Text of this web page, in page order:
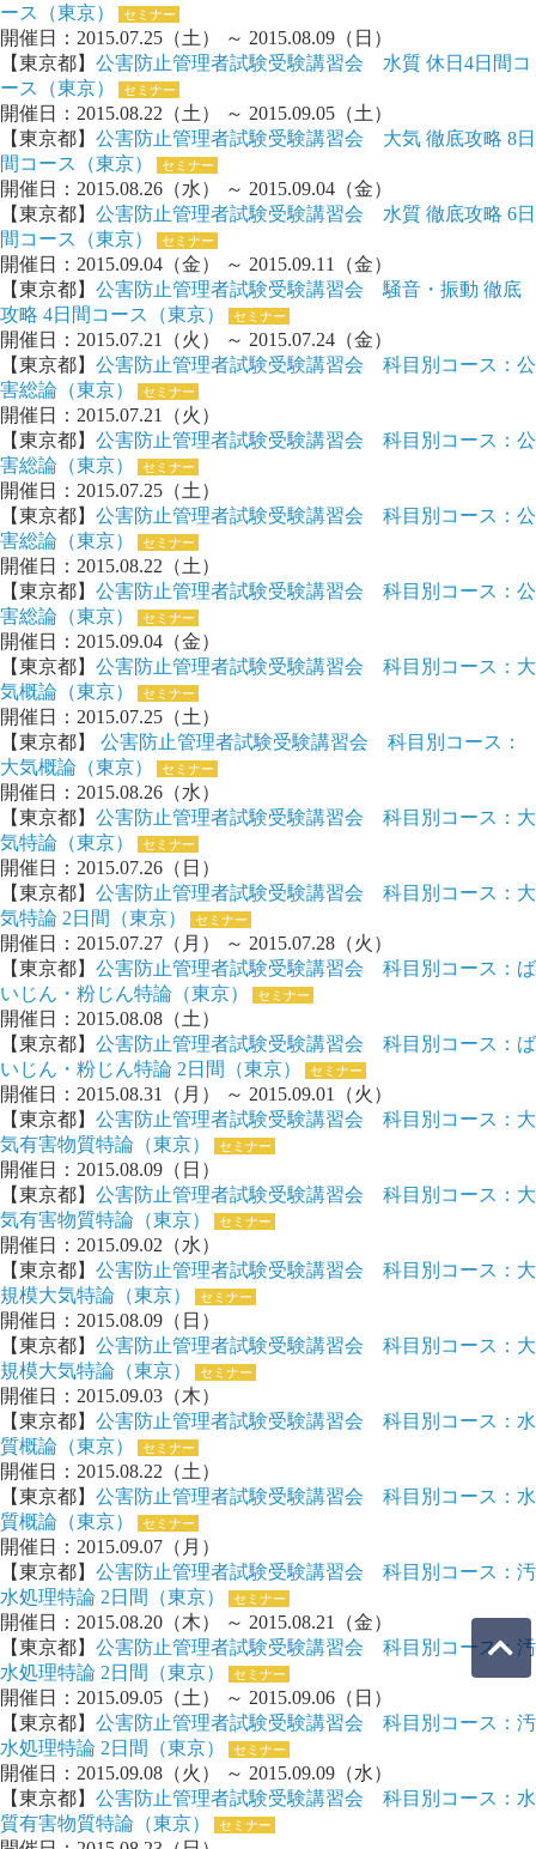
ース（東京）
セミナー
開催日：2015.07.25（土） ～ 2015.08.09（日）
【東京都】 公害防止管理者試験受験講習会 水質 休日4日間コ
ース（東京）
セミナー
開催日：2015.08.22（土） ～ 2015.09.05（土）
【東京都】 公害防止管理者試験受験講習会 大気 徹底攻略 8日
間コース（東京）
セミナー
開催日：2015.08.26（水） ～ 2015.09.04（金）
【東京都】 公害防止管理者試験受験講習会 水質 徹底攻略 6日
間コース（東京）
セミナー
開催日：2015.09.04（金） ～ 2015.09.11（金）
【東京都】 公害防止管理者試験受験講習会 騒音・振動 徹底
攻略 4日間コース（東京）
セミナー
開催日：2015.07.21（火） ～ 2015.07.24（金）
【東京都】 公害防止管理者試験受験講習会 科目別コース：公
害総論（東京）
セミナー
開催日：2015.07.21（火）
【東京都】 公害防止管理者試験受験講習会 科目別コース：公
害総論（東京）
セミナー
開催日：2015.07.25（土）
【東京都】 公害防止管理者試験受験講習会 科目別コース：公
害総論（東京）
セミナー
開催日：2015.08.22（土）
【東京都】 公害防止管理者試験受験講習会 科目別コース：公
害総論（東京）
セミナー
開催日：2015.09.04（金）
【東京都】 公害防止管理者試験受験講習会 科目別コース：大
気概論（東京）
セミナー
開催日：2015.07.25（土）
【東京都】
公害防止管理者試験受験講習会 科目別コース：
大気概論（東京）
セミナー
開催日：2015.08.26（水）
【東京都】 公害防止管理者試験受験講習会 科目別コース：大
気特論（東京）
セミナー
開催日：2015.07.26（日）
【東京都】 公害防止管理者試験受験講習会 科目別コース：大
気特論 2日間（東京）
セミナー
開催日：2015.07.27（月） ～ 2015.07.28（火）
【東京都】 公害防止管理者試験受験講習会 科目別コース：ば
いじん・粉じん特論（東京）
セミナー
開催日：2015.08.08（土）
【東京都】 公害防止管理者試験受験講習会 科目別コース：ば
いじん・粉じん特論 2日間（東京）
セミナー
開催日：2015.08.31（月） ～ 2015.09.01（火）
【東京都】 公害防止管理者試験受験講習会 科目別コース：大
気有害物質特論（東京）
セミナー
開催日：2015.08.09（日）
【東京都】 公害防止管理者試験受験講習会 科目別コース：大
気有害物質特論（東京）
セミナー
開催日：2015.09.02（水）
【東京都】 公害防止管理者試験受験講習会 科目別コース：大
規模大気特論（東京）
セミナー
開催日：2015.08.09（日）
【東京都】 公害防止管理者試験受験講習会 科目別コース：大
規模大気特論（東京）
セミナー
開催日：2015.09.03（木）
【東京都】 公害防止管理者試験受験講習会 科目別コース：水
質概論（東京）
セミナー
開催日：2015.08.22（土）
【東京都】 公害防止管理者試験受験講習会 科目別コース：水
質概論（東京）
セミナー
開催日：2015.09.07（月）
【東京都】 公害防止管理者試験受験講習会 科目別コース：汚
水処理特論 2日間（東京）
セミナー
開催日：2015.08.20（木） ～ 2015.08.21（金）
【東京都】 公害防止管理者試験受験講習会 科目別コース：汚
水処理特論 2日間（東京）
セミナー
開催日：2015.09.05（土） ～ 2015.09.06（日）
【東京都】 公害防止管理者試験受験講習会 科目別コース：汚
水処理特論 2日間（東京）
セミナー
開催日：2015.09.08（火） ～ 2015.09.09（水）
【東京都】 公害防止管理者試験受験講習会 科目別コース：水
質有害物質特論（東京）
セミナー